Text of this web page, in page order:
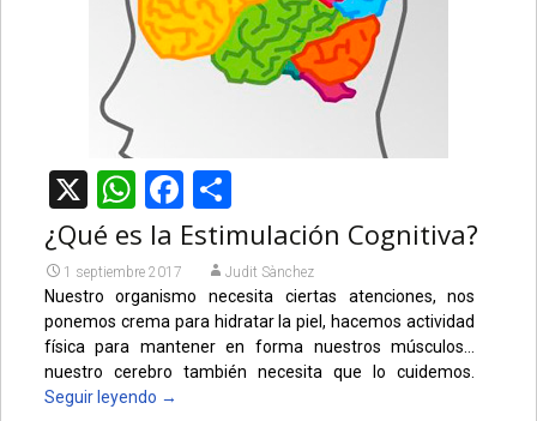
X WhatsApp
Facebook
Compartir
¿Qué es la Estimulación Cognitiva?
1 septiembre 2017 Judit Sànchez
Nuestro organismo necesita ciertas atenciones, nos
ponemos crema para hidratar la piel, hacemos actividad
física para mantener en forma nuestros músculos…
nuestro cerebro también necesita que lo cuidemos.
Seguir leyendo →